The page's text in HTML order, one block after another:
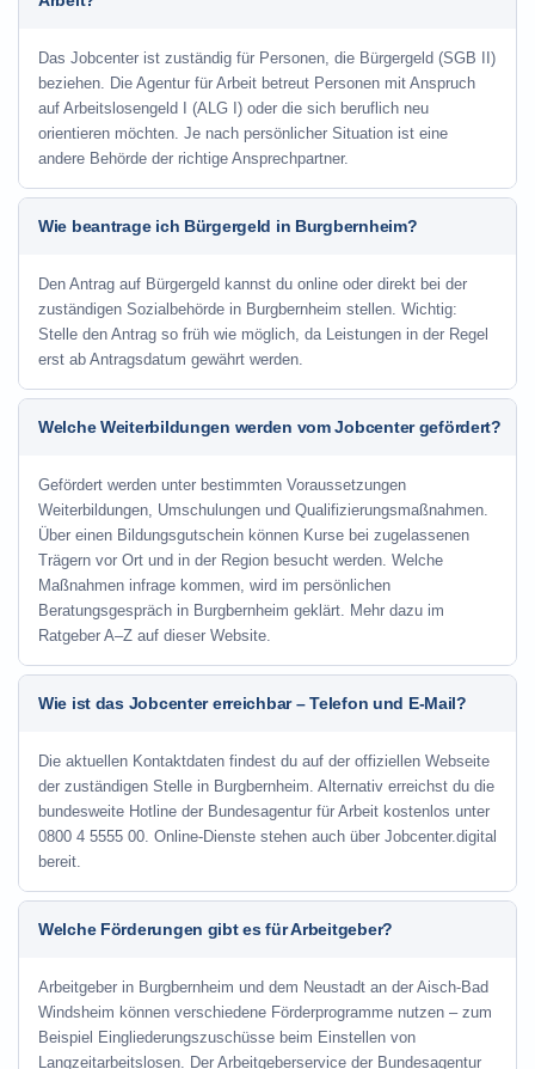
Das Jobcenter ist zuständig für Personen, die Bürgergeld (SGB II)
beziehen. Die Agentur für Arbeit betreut Personen mit Anspruch
auf Arbeitslosengeld I (ALG I) oder die sich beruflich neu
orientieren möchten. Je nach persönlicher Situation ist eine
andere Behörde der richtige Ansprechpartner.
Wie beantrage ich Bürgergeld in Burgbernheim?
Den Antrag auf Bürgergeld kannst du online oder direkt bei der
zuständigen Sozialbehörde in Burgbernheim stellen. Wichtig:
Stelle den Antrag so früh wie möglich, da Leistungen in der Regel
erst ab Antragsdatum gewährt werden.
Welche Weiterbildungen werden vom Jobcenter gefördert?
Gefördert werden unter bestimmten Voraussetzungen
Weiterbildungen, Umschulungen und Qualifizierungsmaßnahmen.
Über einen Bildungsgutschein können Kurse bei zugelassenen
Trägern vor Ort und in der Region besucht werden. Welche
Maßnahmen infrage kommen, wird im persönlichen
Beratungsgespräch in Burgbernheim geklärt. Mehr dazu im
Ratgeber A–Z auf dieser Website.
Wie ist das Jobcenter erreichbar – Telefon und E-Mail?
Die aktuellen Kontaktdaten findest du auf der offiziellen Webseite
der zuständigen Stelle in Burgbernheim. Alternativ erreichst du die
bundesweite Hotline der Bundesagentur für Arbeit kostenlos unter
0800 4 5555 00. Online-Dienste stehen auch über Jobcenter.digital
bereit.
Welche Förderungen gibt es für Arbeitgeber?
Arbeitgeber in Burgbernheim und dem Neustadt an der Aisch-Bad
Windsheim können verschiedene Förderprogramme nutzen – zum
Beispiel Eingliederungszuschüsse beim Einstellen von
Langzeitarbeitslosen. Der Arbeitgeberservice der Bundesagentur